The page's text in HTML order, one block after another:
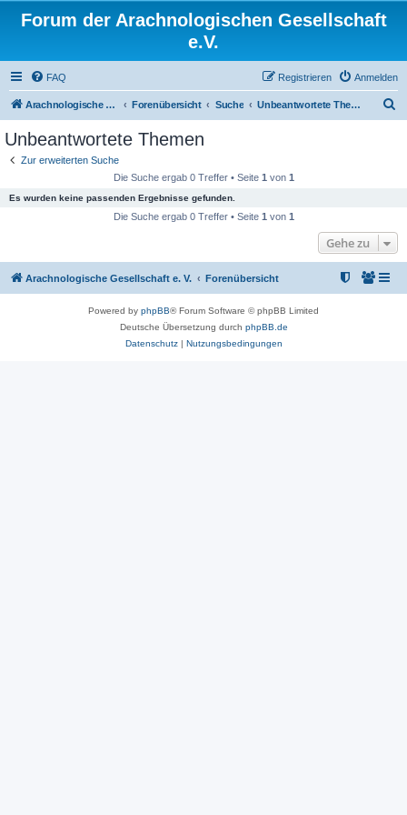
Forum der Arachnologischen Gesellschaft
e.V.
FAQ Anmelden
Registrieren
Arachnologische Gesellschaft e. V. Forenübersicht Suche Unbeantwortete Themen
Unbeantwortete Themen
Zur erweiterten Suche
Die Suche ergab 0 Treffer • Seite 1 von 1
Es wurden keine passenden Ergebnisse gefunden.
Die Suche ergab 0 Treffer • Seite 1 von 1
Gehe zu
Arachnologische Gesellschaft e. V. Forenübersicht
Powered by phpBB® Forum Software © phpBB Limited
Deutsche Übersetzung durch phpBB.de
Datenschutz| Nutzungsbedingungen